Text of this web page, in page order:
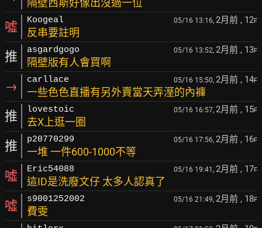
隔壁西斯好像出沒過一位
噓 Koogeal 05/16 13:16, 2月前 , 12F
反串要註明
推 asgardgogo 05/16 13:52, 2月前 , 13F
隔壁版有人會買啊
→ carllace 05/16 15:50, 2月前 , 14F
一些色色直播有另外賣當天弄溼的內褲
推 lovestoic 05/16 16:57, 2月前 , 15F
去X上逛一圈
推 p20770299 05/16 17:56, 2月前 , 16F
一堆 一件600-1000不等
噓 Eric54088 05/16 19:41, 2月前 , 17F
這ID是洗廢文仔 太多人認真了
噓 s9001252002 05/16 21:49, 2月前 , 18F
費雯